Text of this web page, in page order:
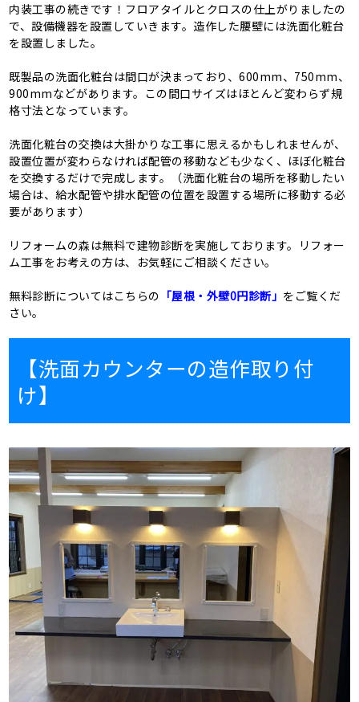
内装工事の続きです！フロアタイルとクロスの仕上がりましたの
で、設備機器を設置していきます。造作した腰壁には洗面化粧台
を設置しました。
既製品の洗面化粧台は間口が決まっており、600mm、750mm、
900mmなどがあります。この間口サイズはほとんど変わらず規
格寸法となっています。
洗面化粧台の交換は大掛かりな工事に思えるかもしれませんが、
設置位置が変わらなければ配管の移動なども少なく、ほぼ化粧台
を交換するだけで完成します。（洗面化粧台の場所を移動したい
場合は、給水配管や排水配管の位置を設置する場所に移動する必
要があります）
リフォームの森は無料で建物診断を実施しております。リフォー
ム工事をお考えの方は、お気軽にご相談ください。
無料診断についてはこちらの 「屋根・外壁0円診断」 をご覧くだ
さい。
【洗面カウンターの造作取り付
け】